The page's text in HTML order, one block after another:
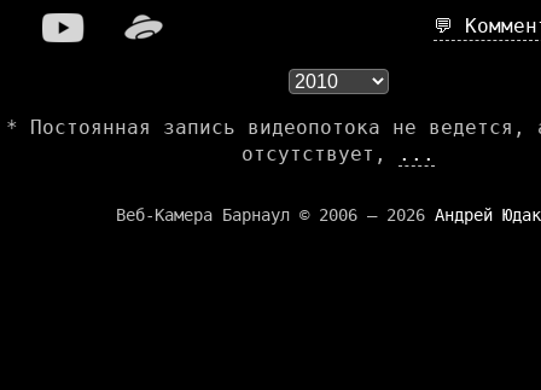
💬
* Постоянная запись видеопотока не ведется,
отсутствует,
...
Веб-Камера Барнаул © 2006 — 2026 Андрей